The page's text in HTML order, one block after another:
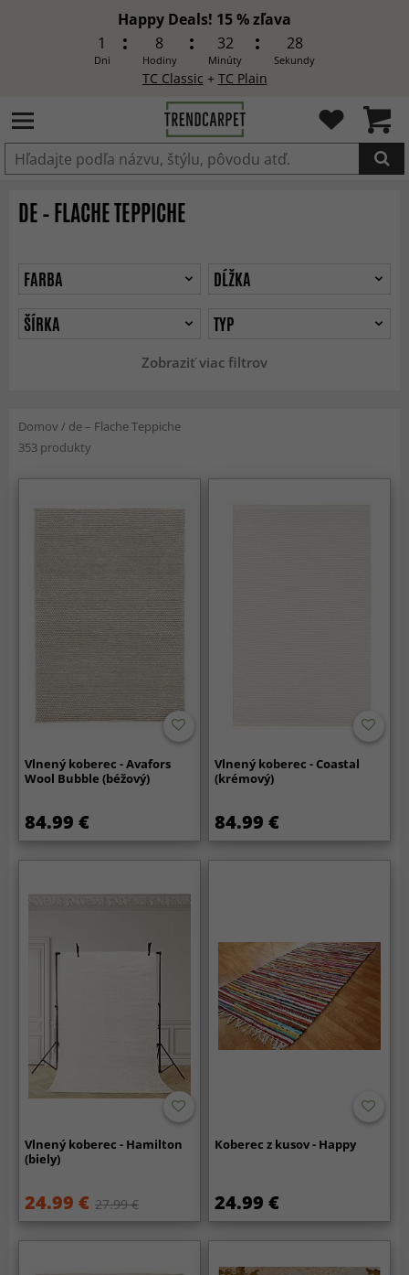
Happy Deals! 15 % zľava
1
Dni
8
Hodiny
32
Minúty
26
Sekundy
TC Classic + TC Plain
Produkt bol pridaný do košíka
DE – FLACHE TEPPICHE
Zobraziť viac filtrov
FARBA
DĹŽKA
ŠÍRKA
TYP
Domov / de – Flache Teppiche
353 produkty
Vlnený koberec - Avafors
Wool Bubble (béžový)
84.99 €
Vlnený koberec - Coastal
(krémový)
84.99 €
Vlnený koberec - Hamilton
(biely)
24.99 € 27.99 €
Koberec z kusov - Happy
24.99 €